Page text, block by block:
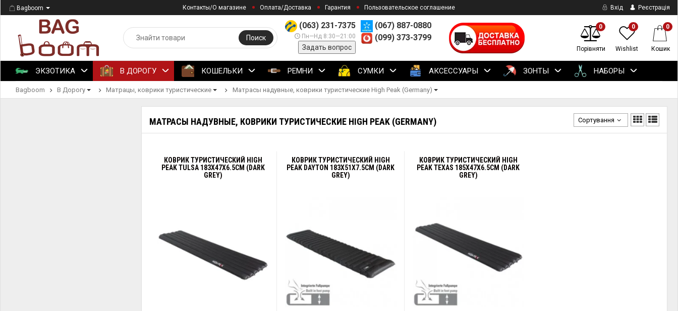
Bagboom Контакты/О магазине Оплата/Доставка Гарантия Пользовательское соглашение Вхід Реєстрація
(063) 231-7375
Пн—Нд 8:30—21:00
Задать вопрос
(067) 887-0880
(099) 373-3799
Поиск
0
Порівняти
0
Wishlist
0
Кошик
ЭКЗОТИКА В ДОРОГУ КОШЕЛЬКИ РЕМНИ СУМКИ АКСЕССУАРЫ ЗОНТЫ НАБОРЫ
Bagboom В Дорогу Матрацы, коврики туристические Матрасы надувные, коврики туристические High Peak (Germany)
МАТРАСЫ НАДУВНЫЕ, КОВРИКИ ТУРИСТИЧЕСКИЕ HIGH PEAK (GERMANY) Сортування
КОВРИК ТУРИСТИЧЕСКИЙ HIGH
PEAK TULSA 183X47X6.5CM (DARK
GREY)
КОВРИК ТУРИСТИЧЕСКИЙ HIGH
PEAK DAYTON 183X51X7.5CM (DARK
GREY)
КОВРИК ТУРИСТИЧЕСКИЙ HIGH
PEAK TEXAS 185X47X6.5CM (DARK
GREY)